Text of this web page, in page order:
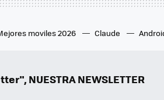
moviles 2026 Claude
NUESTRA NEWSLETTER